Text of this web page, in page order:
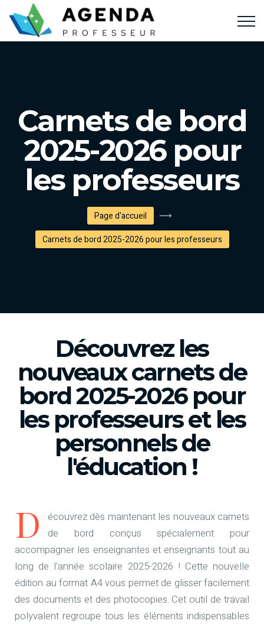
Carnets de bord
2025-2026 pour
les professeurs
Page d'accueil
Carnets de bord 2025-2026 pour les professeurs
Découvrez les
nouveaux carnets de
bord 2025-2026 pour
les professeurs et les
personnels de
l'éducation !
D
écouvrez dès maintenant les nouveaux carnets
de bord conçus spécialement pour
accompagner les enseignantes et enseignants tout au
long de l'année scolaire 2025-2026 ! Cette nouvelle
édition au format A4 vous permet de glisser facilement
des documents et des photocopies. Cet outil de travail
polyvalent regroupe tous les éléments indispensables